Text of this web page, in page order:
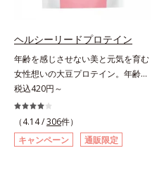
ヘルシーリードプロテイン
年齢を感じさせない美と元気を育む
女性想いの大豆プロテイン。年齢を
感じさせない美と元気を育む、女性
想いの大豆プロテインです。1杯で
不足しがちなたんぱく質を補えま
す。大人女性の食習慣に基づき質と
量を考え、更年世代の女性に人気の
税込420円～
（4.14 /306件）
キャンペーン
通販限定